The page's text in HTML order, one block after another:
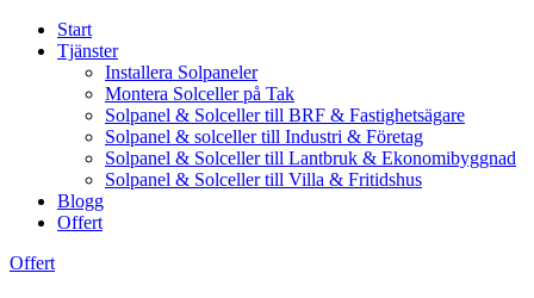
Start
Tjänster
Installera Solpaneler
Montera Solceller på Tak
Solpanel & Solceller till BRF & Fastighetsägare
Solpanel & solceller till Industri & Företag
Solpanel & Solceller till Lantbruk & Ekonomibyggnad
Solpanel & Solceller till Villa & Fritidshus
Blogg
Offert
Offert